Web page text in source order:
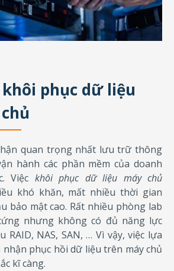
phục dữ liệu
quan trọng nhất lưu trữ thông
hành các phần mềm của doanh
Việc khôi phục dữ liệu máy chủ
khó khăn, mất nhiều thời gian
bảo mật cao. Rất nhiều phòng lab
nhưng không có đủ năng lực
RAID, NAS, SAN, … Vì vậy, việc lựa
phục hồi dữ liệu trên máy chủ
kĩ càng.